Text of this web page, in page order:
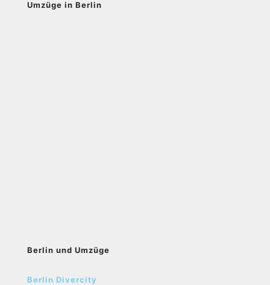
Umzüge in Berlin
Berlin und Umzüge
Berlin Divercity